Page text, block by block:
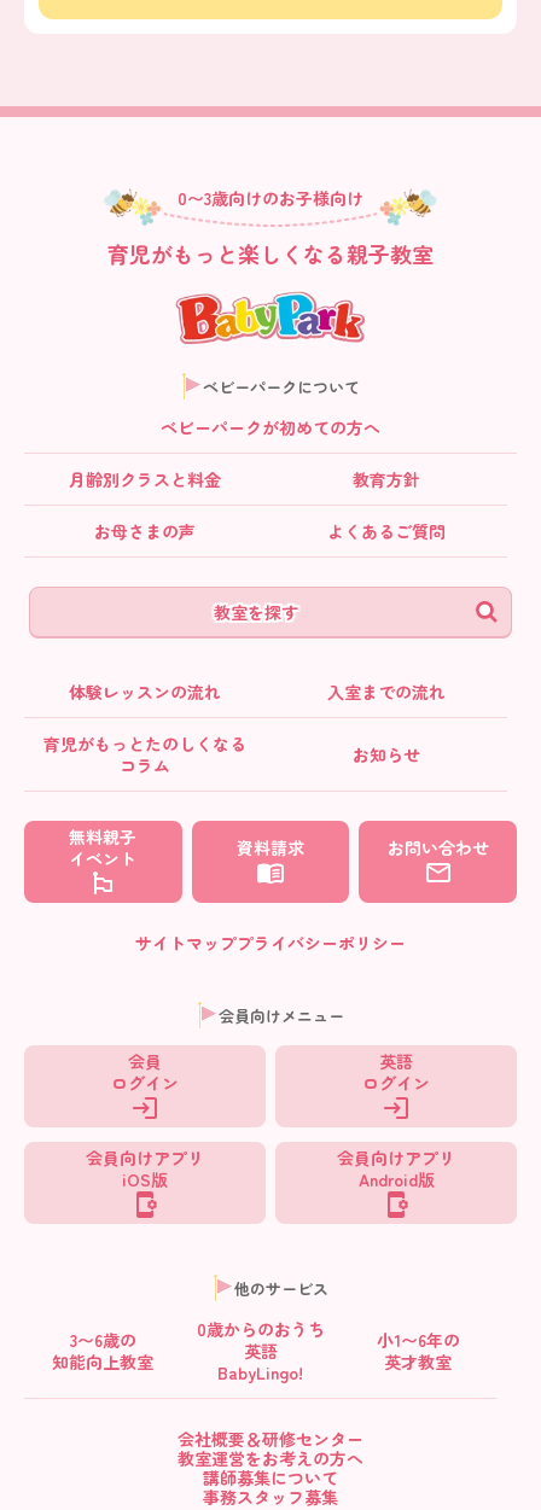
0〜3歳向けのお子様向け
育児がもっと楽しくなる親子教室
ベビーパークについて
ベビーパークが初めての方へ
月齢別クラス と料金 教育方針
お母さまの声 よくあるご質問
教室を探す
体験レッスンの流れ 入室までの流れ
育児がもっとたのしくなる
コラム
お知らせ
無料親子
イベント
資料請求 お問い合わせ
サイトマッププライバシーポリシー
会員向けメニュー
会員
ログイン
英語
ログイン
会員向けアプリ
iOS版
会員向けアプリ
Android版
他のサービス
3〜6歳の
知能向上教室
0歳からのおうち
英語
BabyLingo!
小1〜6年の
英才教室
会社概要＆研修センター
教室運営をお考えの方へ
講師募集について
事務スタッフ募集